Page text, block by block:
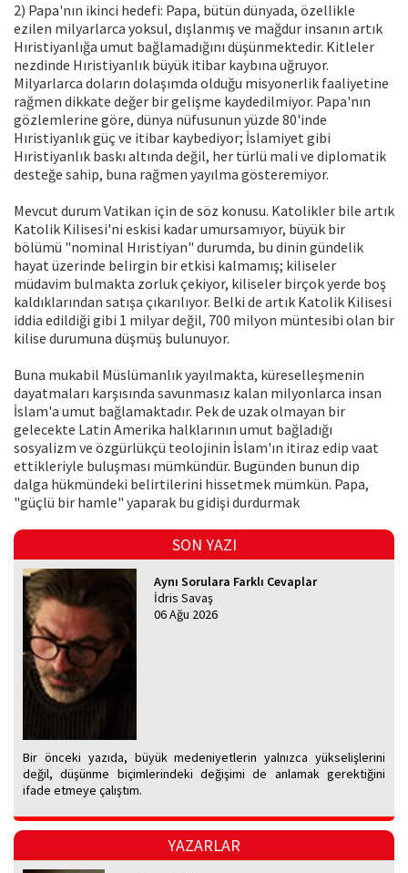
2) Papa'nın ikinci hedefi: Papa, bütün dünyada, özellikle
ezilen milyarlarca yoksul, dışlanmış ve mağdur insanın artık
Hıristiyanlığa umut bağlamadığını düşünmektedir. Kitleler
nezdinde Hıristiyanlık büyük itibar kaybına uğruyor.
Milyarlarca doların dolaşımda olduğu misyonerlik faaliyetine
rağmen dikkate değer bir gelişme kaydedilmiyor. Papa'nın
gözlemlerine göre, dünya nüfusunun yüzde 80'inde
Hıristiyanlık güç ve itibar kaybediyor; İslamiyet gibi
Hıristiyanlık baskı altında değil, her türlü mali ve diplomatik
desteğe sahip, buna rağmen yayılma gösteremiyor.
Mevcut durum Vatikan için de söz konusu. Katolikler bile artık
Katolik Kilisesi'ni eskisi kadar umursamıyor, büyük bir
bölümü "nominal Hıristiyan" durumda, bu dinin gündelik
hayat üzerinde belirgin bir etkisi kalmamış; kiliseler
müdavim bulmakta zorluk çekiyor, kiliseler birçok yerde boş
kaldıklarından satışa çıkarılıyor. Belki de artık Katolik Kilisesi
iddia edildiği gibi 1 milyar değil, 700 milyon müntesibi olan bir
kilise durumuna düşmüş bulunuyor.
Buna mukabil Müslümanlık yayılmakta, küreselleşmenin
dayatmaları karşısında savunmasız kalan milyonlarca insan
İslam'a umut bağlamaktadır. Pek de uzak olmayan bir
gelecekte Latin Amerika halklarının umut bağladığı
sosyalizm ve özgürlükçü teolojinin İslam'ın itiraz edip vaat
ettikleriyle buluşması mümkündür. Bugünden bunun dip
dalga hükmündeki belirtilerini hissetmek mümkün. Papa,
"güçlü bir hamle" yaparak bu gidişi durdurmak
SON YAZI
Aynı Sorulara Farklı Cevaplar
İdris Savaş
06 Ağu 2026
Bir önceki yazıda, büyük medeniyetlerin yalnızca yükselişlerini
değil, düşünme biçimlerindeki değişimi de anlamak gerektiğini
ifade etmeye çalıştım.
YAZARLAR